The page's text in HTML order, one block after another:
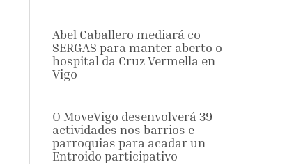
Abel Caballero mediará co
SERGAS para manter aberto o
hospital da Cruz Vermella en
Vigo
O MoveVigo desenvolverá 39
actividades nos barrios e
parroquias para acadar un
Entroido participativo